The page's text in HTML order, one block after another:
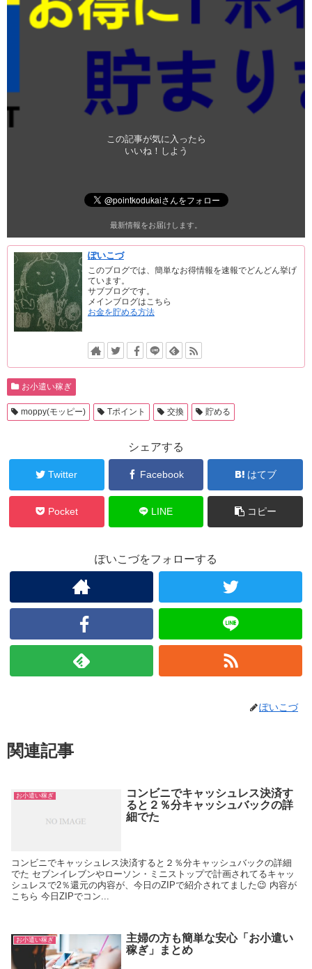
この記事が気に入ったら
いいね！しよう
最新情報をお届けします。
ぽいこづ
このブログでは、簡単なお得情報を速報でどんどん挙げ
ています。
サブブログです。
メインブログはこちら
お金を貯める方法
お小遣い稼ぎ
moppy(モッピー) Tポイント 交換 貯める
シェアする
Twitter Facebook はてブ
Pocket LINE コピー
ぽいこづをフォローする
ぽいこづ
関連記事
お小遣い稼ぎ
コンビニでキャッシュレス決済す
ると２％分キャッシュバックの詳
細でた
コンビニでキャッシュレス決済すると２％分キャッシュバックの詳細
でた セブンイレブンやローソン・ミニストップで計画されてるキャッ
シュレスで2％還元の内容が、今日のZIPで紹介されてました😉 内容が
こちら 今日ZIPでコン...
お小遣い稼ぎ
主婦の方も簡単な安心「お小遣い
稼ぎ」まとめ